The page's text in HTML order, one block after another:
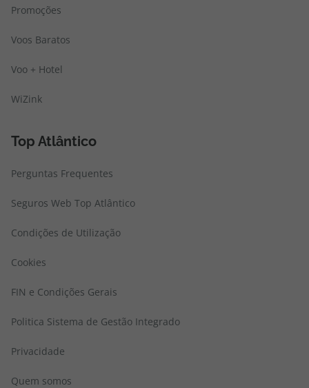
Promoções
Voos Baratos
Voo + Hotel
WiZink
Top Atlântico
Perguntas Frequentes
Seguros Web Top Atlântico
Condições de Utilização
Cookies
FIN e Condições Gerais
Politica Sistema de Gestão Integrado
Privacidade
Quem somos